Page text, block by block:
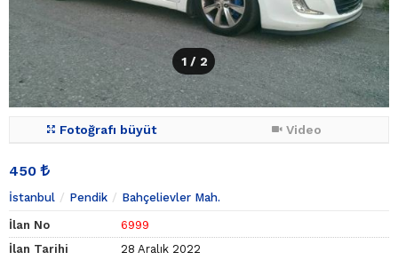
1 / 2
Fotoğrafı büyüt Video
450
İstanbul Pendik Bahçelievler Mah.
İlan No
6999
İlan Tarihi
28 Aralık 2022